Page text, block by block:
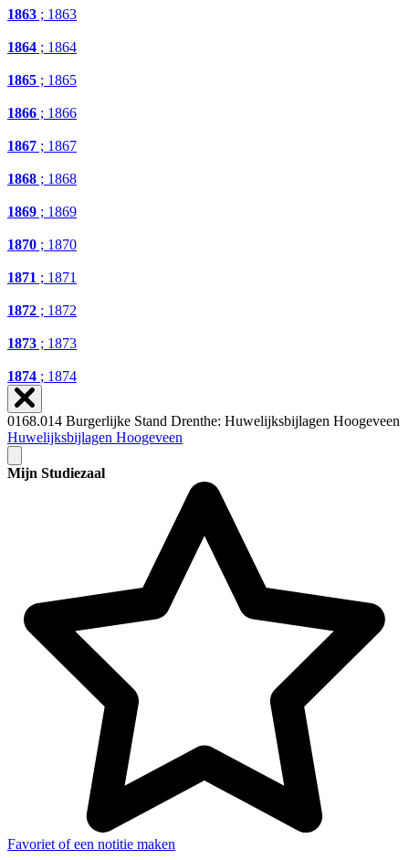
1863 ; 1863
1864 ; 1864
1865 ; 1865
1866 ; 1866
1867 ; 1867
1868 ; 1868
1869 ; 1869
1870 ; 1870
1871 ; 1871
1872 ; 1872
1873 ; 1873
1874 ; 1874
0168.014 Burgerlijke Stand Drenthe: Huwelijksbijlagen Hoogeveen
Huwelijksbijlagen Hoogeveen
Mijn Studiezaal
Favoriet of een notitie maken